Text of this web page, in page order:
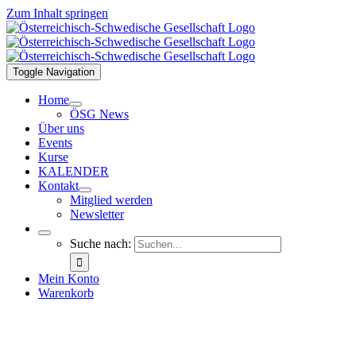
Zum Inhalt springen
Toggle Navigation
Home
ÖSG News
Über uns
Events
Kurse
KALENDER
Kontakt
Mitglied werden
Newsletter
Suche nach:
Mein Konto
Warenkorb